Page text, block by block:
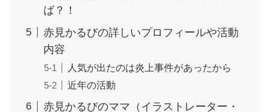
ば？！
赤見かるびの詳しいプロフィールや活動
内容
人気が出たのは炎上事件があったから
近年の活動
赤見かるびのママ（イラストレーター・